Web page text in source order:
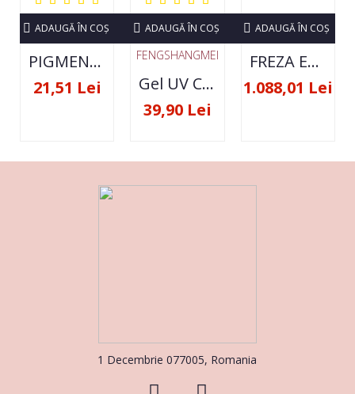
PIGMENT NEON SET 12 CULORI
21,51 Lei
ADAUGĂ ÎN COŞ
FENGSHANGMEI
Gel UV Constructie FSM 50ML - 07
39,90 Lei
ADAUGĂ ÎN COŞ
FREZA ELECTRICA STRONG 210 35000 RPM- ORIGINALA
1.088,01 Lei
ADAUGĂ ÎN COŞ
1 Decembrie 077005, Romania